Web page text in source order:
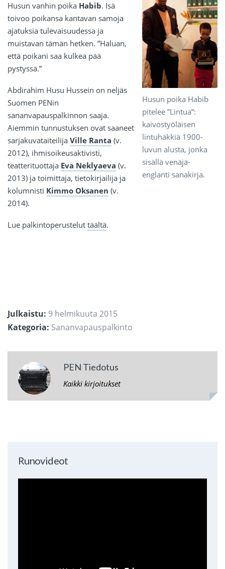
Husun poika Habib
pitelee ”Lintua”:
kaivostyöläisen
lintuhäkkiä 1900-
luvun alusta, jonka
sisällä venäjä-
englanti sanakirja.
Husun vanhin poika Habib. Isä
toivoo poikansa kantavan samoja
ajatuksia tulevaisuudessa ja
muistavan tämän hetken. ”Haluan,
että poikani saa kulkea pää
pystyssä.”
Abdirahim Husu Hussein on neljäs
Suomen PENin
sananvapauspalkinnon saaja.
Aiemmin tunnustuksen ovat saaneet
sarjakuvataiteilija Ville Ranta (v.
2012), ihmisoikeusaktivisti,
teatterituottaja Eva Neklyaeva (v.
2013) ja toimittaja, tietokirjailija ja
kolumnisti Kimmo Oksanen (v.
2014).
Lue palkintoperustelut täältä.
Julkaistu: 9 helmikuuta 2015
Kategoria: Sananvapauspalkinto
PEN Tiedotus
Kaikki kirjoitukset
Runovideot